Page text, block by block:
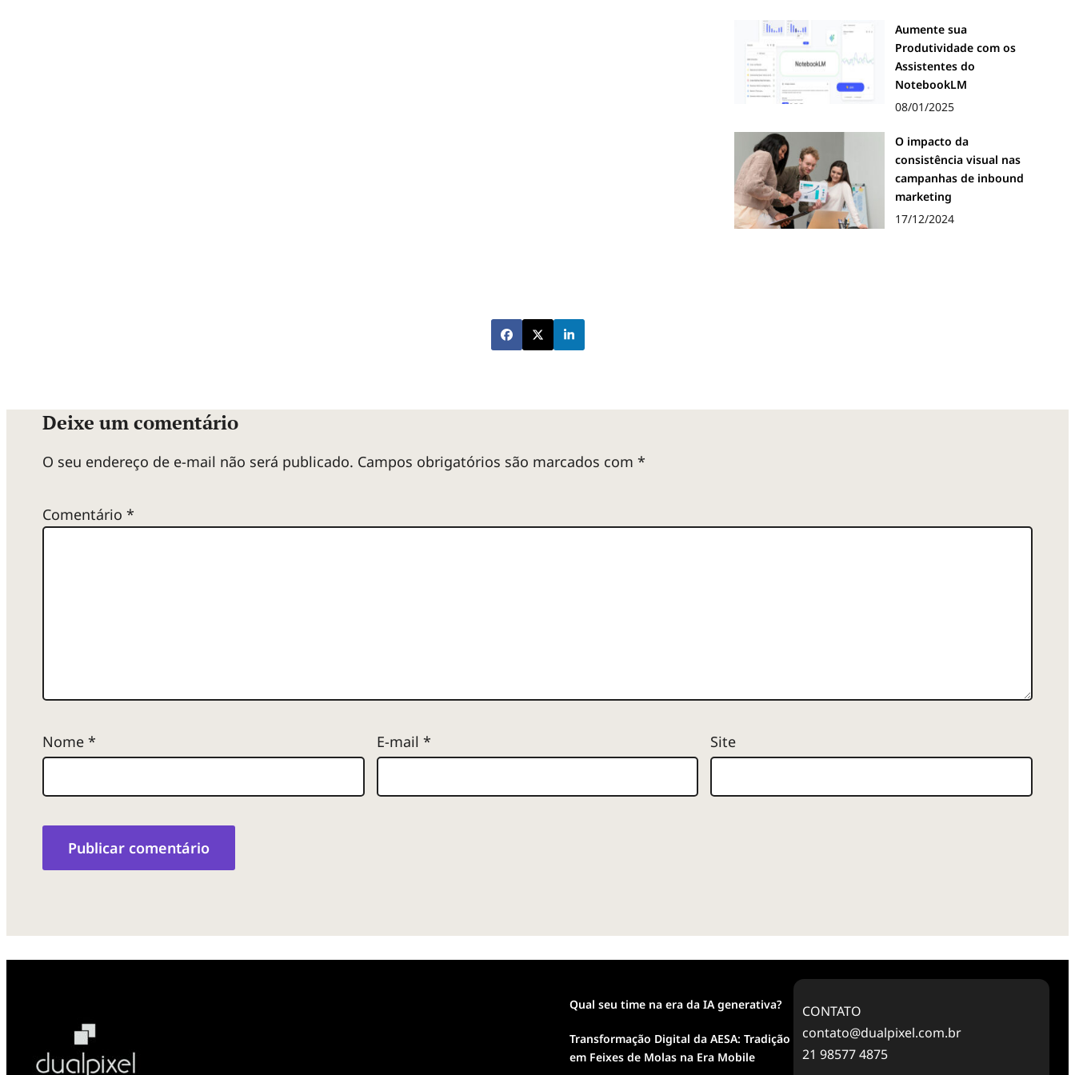
Aumente sua
Produtividade com os
Assistentes do
NotebookLM
08/01/2025
O impacto da
consistência visual nas
campanhas de inbound
marketing
17/12/2024
Deixe um comentário
O seu endereço de e-mail não será publicado. Campos obrigatórios são marcados com *
Comentário *
Nome * E-mail * Site
Qual seu time na era da IA generativa?
Transformação Digital da AESA: Tradição
em Feixes de Molas na Era Mobile
CONTATO
contato@dualpixel.com.br
21 98577 4875